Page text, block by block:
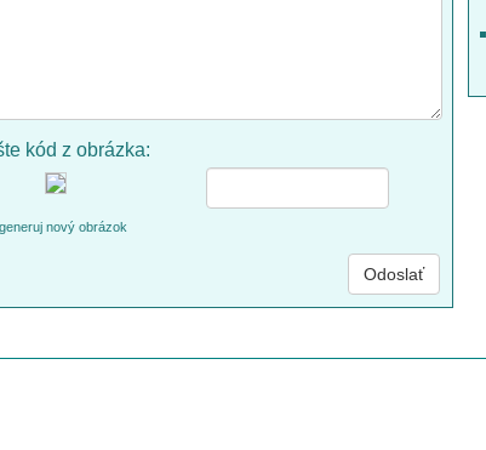
kód z obrázka:
nový obrázok